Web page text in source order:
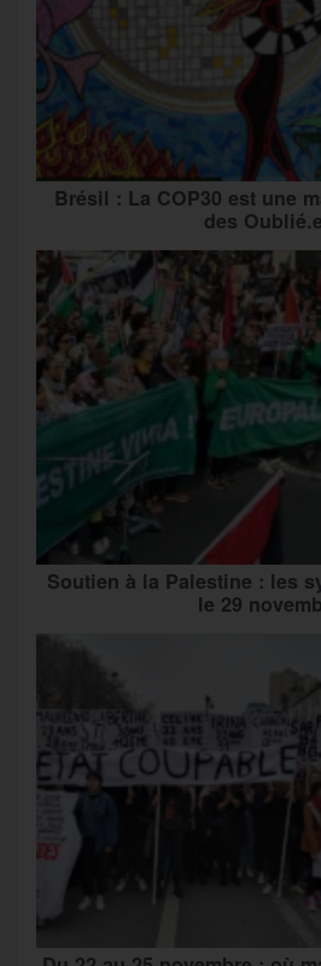
Brésil : La COP30 est une
des
Soutien à la Palestine : les
le 29